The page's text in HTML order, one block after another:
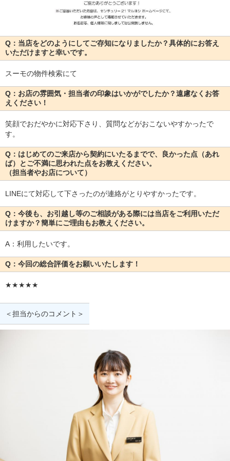
Q：当店をどのようにしてご存知になりましたか？具体的にお答え
いただけますと幸いです。
スーモの物件検索にて
Q：お店の雰囲気・担当者の印象はいかがでしたか？遠慮なくお答
えください！
笑顔でおだやかに対応下さり、質問などがおこないやすかったで
す。
Q：はじめてのご来店から契約にいたるまでで、良かった点（あれ
ば）とご不満に思われた点をお教えください。
（担当者やお店について）
LINEにて対応して下さったのが連絡がとりやすかったです。
Q：今後も、お引越し等のご相談がある際には当店をご利用いただ
けますか？簡単にご理由もお教えください。
A：利用したいです。
Q：今回の総合評価をお願いいたします！
★★★★★
＜担当からのコメント＞